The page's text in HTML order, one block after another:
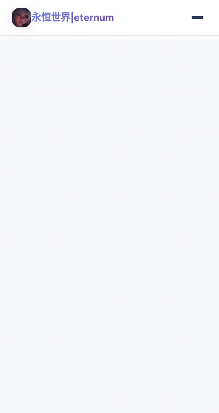
永恒世界|eternum